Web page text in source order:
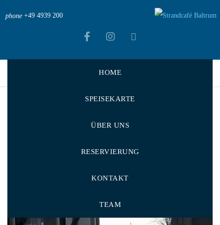
phone +49 4939 200
HOME
SPEISEKARTE
ÜBER UNS
RESERVIERUNG
KONTAKT
TEAM
News >